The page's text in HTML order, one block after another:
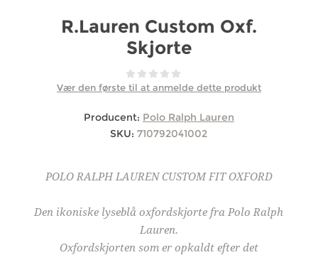
R.Lauren Custom Oxf.
Skjorte
Vær den første til at anmelde dette produkt
Producent: Polo Ralph Lauren
SKU: 710792041002
POLO RALPH LAUREN CUSTOM FIT OXFORD
Den ikoniske lyseblå oxfordskjorte fra Polo Ralph
Lauren.
Oxfordskjorten som er opkaldt efter det